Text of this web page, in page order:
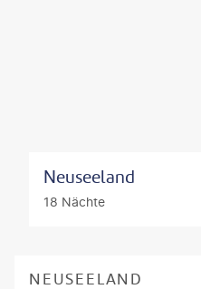
Neuseeland
18 Nächte
NEUSEELAND